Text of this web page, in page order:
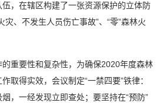
，在辖区构建了一张资源保护的立体防
灾、不发生人员伤亡事故”、“零”森林火
要性和复杂性，为确保2020年度森林
取得实效，会议制定“一禁四要”铁律：
，一经发现立即查处；要坚持在“预防”